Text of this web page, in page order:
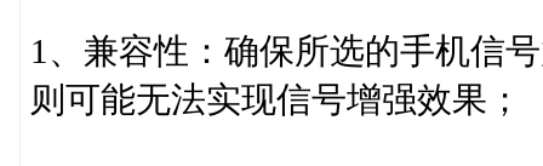
1、兼容性：确保所选的手机信
则可能无法实现信号增强效果；